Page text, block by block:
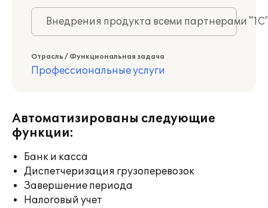
Внедрения продукта всеми партнерами
Отрасль / Функциональная задача
Профессиональные услуги
Автоматизированы следующие
функции:
Банк и касса
Диспетчеризация грузоперевозок
Завершение периода
Налоговый учет